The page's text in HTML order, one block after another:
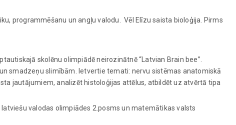
programmēšanu un angļu valodu. Vēl Elīzu saista bioloģija. Pirms
skolēnu olimpiādē neirozinātnē “Latvian Brain bee”.
smadzeņu slimībām. Ietvertie temati: nervu sistēmas anatomiskā
jautājumiem, analizēt histoloģijas attēlus, atbildēt uz atvērtā tipa
valodas olimpiādes 2.posms un matemātikas valsts